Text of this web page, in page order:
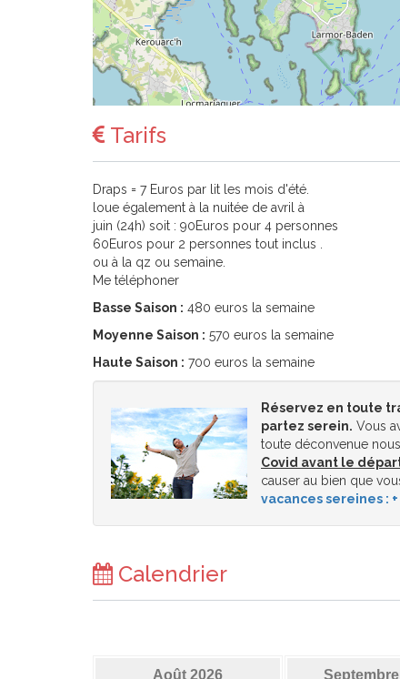
Tarifs
Draps = 7 Euros par lit les mois d'été.
loue également à la nuitée de avril à
juin (24h) soit : 90Euros pour 4 personnes
60Euros pour 2 personnes tout inclus .
ou à la qz ou semaine.
Me téléphoner
Basse Saison : 480 euros la semaine
Moyenne Saison : 570 euros la semaine
Haute Saison : 700 euros la semaine
Réservez en toute
partez serein. Vous
toute déconvenue
Covid avant le
causer au bien que
vacances sereines :
Calendrier
Août 2026